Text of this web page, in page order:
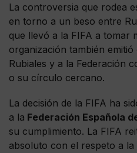
La controversia que rodea
en torno a un beso entre
que llevó a la FIFA a tomar
organización también
Rubiales y a la Federación
o su círculo cercano.
La decisión de la FIFA ha
a la Federación Española
su cumplimiento. La FIFA
absoluto con el respeto a la